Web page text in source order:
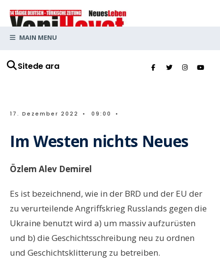
Sitede ara
MAIN MENU
17. Dezember 2022 • 09:00 •
Im Westen nichts Neues
Özlem Alev Demirel
Es ist bezeichnend, wie in der BRD und der EU der
zu verurteilende Angriffskrieg Russlands gegen die
Ukraine benutzt wird a) um massiv aufzurüsten
und b) die Geschichtsschreibung neu zu ordnen
und Geschichtsklitterung zu betreiben.